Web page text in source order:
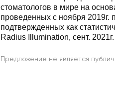
стоматологов в мире на
проведенных с ноября 2019г.
подтвержденных как
Radius Illumination, сент. 2021г.
Предложение не является